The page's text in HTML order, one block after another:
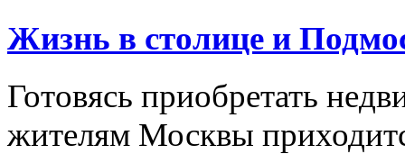
Жизнь в столице и
Готовясь приобретать
жителям Москвы